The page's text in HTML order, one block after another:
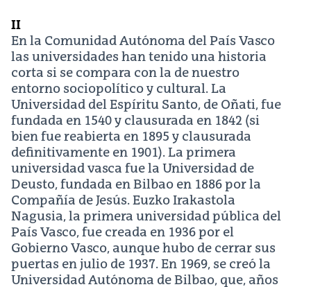
II
En la Comunidad Autónoma del País Vasco
las universidades han tenido una historia
corta si se compara con la de nuestro
entorno sociopolítico y cultural. La
Universidad del Espíritu Santo, de Oñati, fue
fundada en 1540 y clausurada en 1842 (si
bien fue reabierta en 1895 y clausurada
definitivamente en 1901). La primera
universidad vasca fue la Universidad de
Deusto, fundada en Bilbao en 1886 por la
Compañía de Jesús. Euzko Irakastola
Nagusia, la primera universidad pública del
País Vasco, fue creada en 1936 por el
Gobierno Vasco, aunque hubo de cerrar sus
puertas en julio de 1937. En 1969, se creó la
Universidad Autónoma de Bilbao, que, años